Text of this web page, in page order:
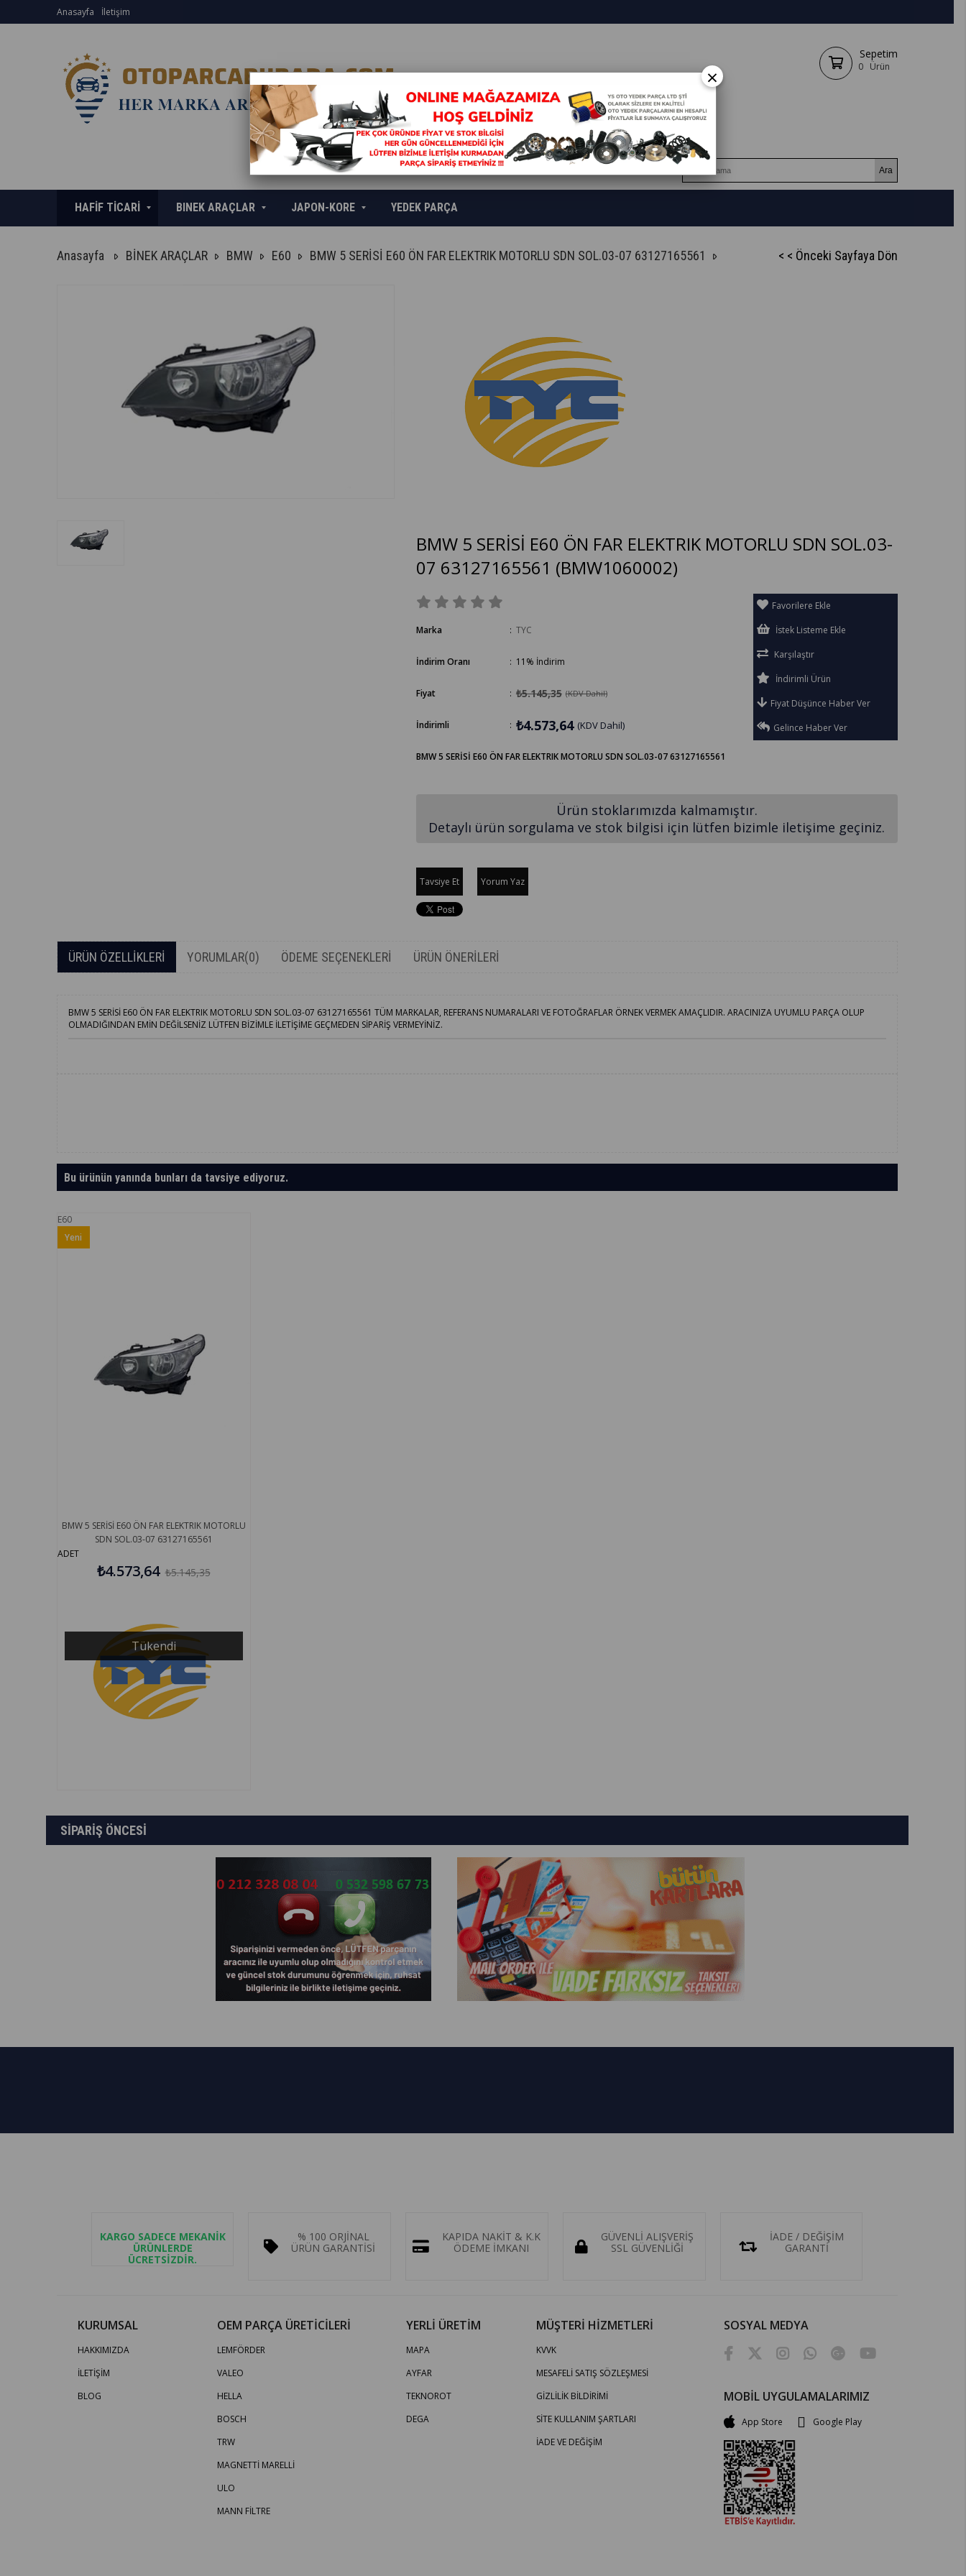
Anasayfa İletişim
Sepetim
0 Ürün
HAFİF TİCARİ BINEK ARAÇLAR JAPON-KORE YEDEK PARÇA
Anasayfa BİNEK ARAÇLAR BMW E60 BMW 5 SERİSİ E60 ÖN FAR ELEKTRIK MOTORLU SDN SOL.03-07 63127165561 < < Önceki Sayfaya Dön
BMW 5 SERİSİ E60 ÖN FAR ELEKTRIK MOTORLU SDN SOL.03-
07 63127165561 (BMW1060002)
Marka : TYC
İndirim Oranı : %
11 İndirim
Fiyat : ₺5.145,35 (KDV Dahil)
İndirimli : ₺4.573,64 (KDV Dahil)
BMW 5 SERİSİ E60 ÖN FAR ELEKTRIK MOTORLU SDN SOL.03-07 63127165561
Favorilere Ekle
İstek Listeme Ekle
Karşılaştır
İndirimli Ürün
Fiyat Düşünce Haber Ver
Gelince Haber Ver
Ürün stoklarımızda kalmamıştır.
Detaylı ürün sorgulama ve stok bilgisi için lütfen bizimle iletişime geçiniz.
Tavsiye Et Yorum Yaz
ÜRÜN ÖZELLIKLERI YORUMLAR(0) ÖDEME SEÇENEKLERI ÜRÜN ÖNERILERI
BMW 5 SERİSİ E60 ÖN FAR ELEKTRIK MOTORLU SDN SOL.03-07 63127165561 TÜM MARKALAR, REFERANS NUMARALARI VE FOTOĞRAFLAR ÖRNEK VERMEK AMAÇLIDIR. ARACINIZA UYUMLU PARÇA OLUP
OLMADIĞINDAN EMİN DEĞİLSENİZ LÜTFEN BİZİMLE İLETİŞİME GEÇMEDEN SİPARİŞ VERMEYİNİZ.
Bu ürünün yanında bunları da tavsiye ediyoruz.
E60
Tükendi
BMW 5 SERİSİ E60 ÖN FAR ELEKTRIK MOTORLU
SDN SOL.03-07 63127165561
ADET
₺4.573,64 ₺5.145,35
Yeni
SİPARİŞ ÖNCESİ
KARGO SADECE MEKANİK
ÜRÜNLERDE
ÜCRETSİZDİR.
% 100 ORJİNAL
ÜRÜN GARANTİSİ
KAPIDA NAKİT & K.K
ÖDEME İMKANI
GÜVENLİ ALIŞVERİŞ
SSL GÜVENLİĞİ
İADE / DEĞİŞİM
GARANTİ
KURUMSAL
HAKKIMIZDA
İLETİŞİM
BLOG
OEM PARÇA ÜRETİCİLERİ
LEMFÖRDER
VALEO
HELLA
BOSCH
TRW
MAGNETTİ MARELLİ
ULO
MANN FİLTRE
YERLİ ÜRETİM
MAPA
AYFAR
TEKNOROT
DEGA
MÜŞTERİ HİZMETLERİ
KVVK
MESAFELİ SATIŞ SÖZLEŞMESİ
GİZLİLİK BİLDİRİMİ
SİTE KULLANIM ŞARTLARI
İADE VE DEĞİŞİM
SOSYAL MEDYA
MOBİL UYGULAMALARIMIZ
App Store Google Play
×